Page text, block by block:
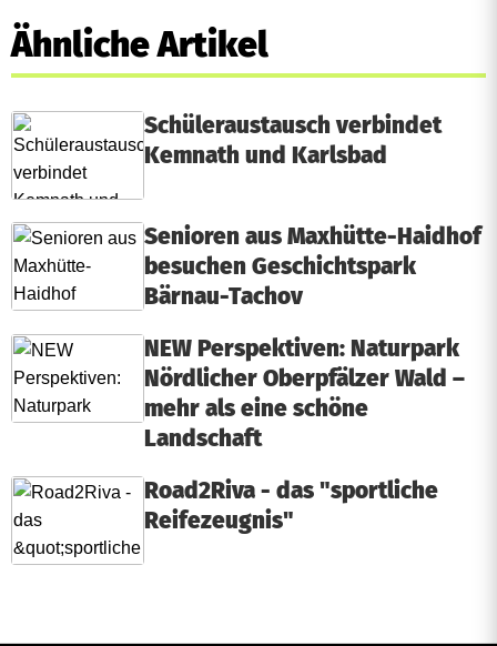
Ähnliche Artikel
Schüleraustausch verbindet
Kemnath und Karlsbad
Senioren aus Maxhütte-Haidhof
besuchen Geschichtspark
Bärnau-Tachov
NEW Perspektiven: Naturpark
Nördlicher Oberpfälzer Wald –
mehr als eine schöne
Landschaft
Road2Riva - das "sportliche
Reifezeugnis"